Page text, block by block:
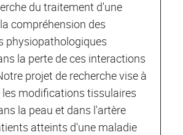
du traitement d'une
compréhension des
physiopathologiques
la perte de ces interactions
projet de recherche vise à
modifications tissulaires
la peau et dans l'artère
atteints d'une maladie